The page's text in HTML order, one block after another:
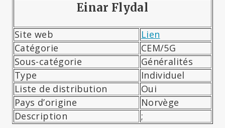
Einar Flydal
Site web
Lien
Catégorie
CEM/5G
Sous-catégorie
Généralités
Type
Individuel
Liste de distribution
Oui
Pays d’origine
Norvège
Description
;